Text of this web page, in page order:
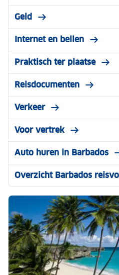
Geld
Internet en bellen
Praktisch ter plaatse
Reisdocumenten
Verkeer
Voor vertrek
Auto huren in Barbados
Overzicht Barbados